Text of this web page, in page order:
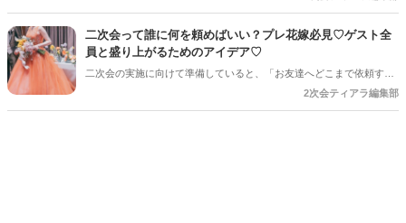
になります♪ 結婚式とは違った雰囲気でゲストとゆっくり楽しめるの
も二次会ならではの魅力＊ 今回は、二次会をもっと可愛く、おふたり
二次会って誰に何を頼めばいい？プレ花嫁必見♡ゲスト全
員と盛り上がるためのアイデア♡
二次会の実施に向けて準備していると、「お友達へどこまで依頼する
のか」と悩まれている花嫁さんを多く見かけます◎ 「二次会の幹事を
2次会ティアラ編集部